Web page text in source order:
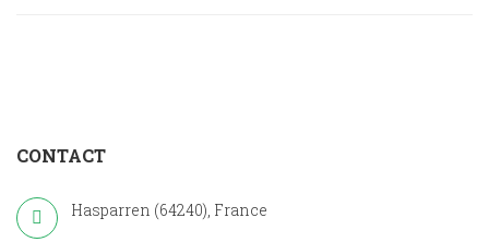
CONTACT
Hasparren (64240), France